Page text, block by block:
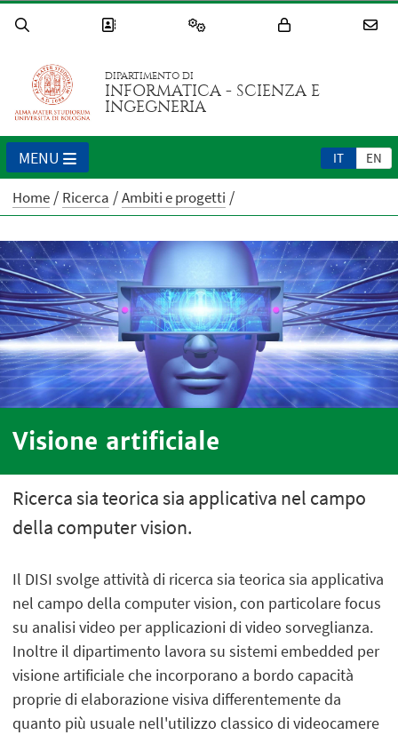
DIPARTIMENTO DI
INFORMATICA - SCIENZA E
INGEGNERIA
IT EN
MENU
Home Ricerca Ambiti e progetti
Visione artificiale
Ricerca sia teorica sia applicativa nel campo
della computer vision.
Il DISI svolge attività di ricerca sia teorica sia applicativa
nel campo della computer vision, con particolare focus
su analisi video per applicazioni di video sorveglianza.
Inoltre il dipartimento lavora su sistemi embedded per
visione artificiale che incorporano a bordo capacità
proprie di elaborazione visiva differentemente da
quanto più usuale nell'utilizzo classico di videocamere